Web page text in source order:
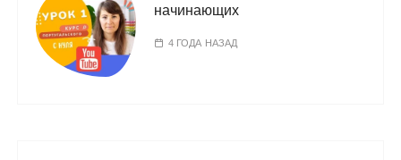
начинающих
4 ГОДА НАЗАД